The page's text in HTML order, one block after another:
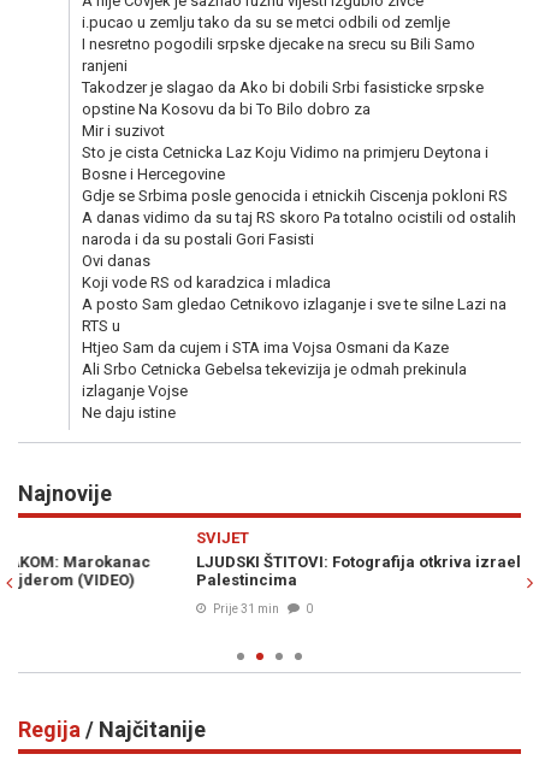
i.pucao u zemlju tako da su se metci odbili od zemlje
I nesretno pogodili srpske djecake na srecu su Bili Samo
ranjeni
Takodzer je slagao da Ako bi dobili Srbi fasisticke srpske
opstine Na Kosovu da bi To Bilo dobro za
Mir i suzivot
Sto je cista Cetnicka Laz Koju Vidimo na primjeru Deytona i
Bosne i Hercegovine
Gdje se Srbima posle genocida i etnickih Ciscenja pokloni RS
A danas vidimo da su taj RS skoro Pa totalno ocistili od ostalih
naroda i da su postali Gori Fasisti
Ovi danas
Koji vode RS od karadzica i mladica
A posto Sam gledao Cetnikovo izlaganje i sve te silne Lazi na
RTS u
Htjeo Sam da cujem i STA ima Vojsa Osmani da Kaze
Ali Srbo Cetnicka Gebelsa tekevizija je odmah prekinula
izlaganje Vojse
Ne daju istine
Najnovije
LJUDSKI ŠTITOVI: Fotografija otkriva izraelske zločine nad
Palestincima
Regija / Najčitanije